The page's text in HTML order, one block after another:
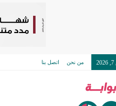
من نحن اتصل بنا